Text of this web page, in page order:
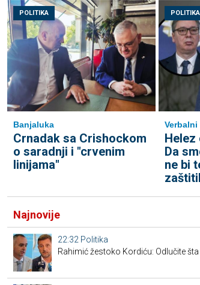
POLITIKA
Banjaluka
Crnadak sa Crishockom
o saradnji i "crvenim
linijama"
POLITIKA
Helez
Da
ne bi
Najnovije
22:32 Politika
Rahimić žestoko Kordiću: Odlučite šta